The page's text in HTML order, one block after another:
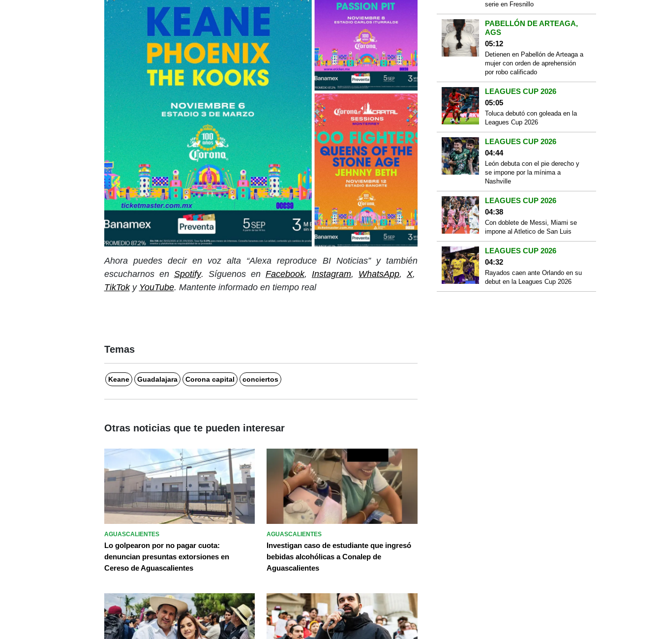
Ahora puedes decir en voz alta “Alexa reproduce BI Noticias” y también
escucharnos en Spotify. Síguenos en Facebook, Instagram, WhatsApp, X,
TikToky YouTube. Mantente informado en tiempo real
Temas
Keane Guadalajara Corona capital conciertos
serie en Fresnillo
PABELLÓN DE ARTEAGA,
AGS
05:12
Detienen en Pabellón de Arteaga a
mujer con orden de aprehensión
por robo calificado
LEAGUES CUP 2026
05:05
Toluca debutó con goleada en la
Leagues Cup 2026
LEAGUES CUP 2026
04:44
León debuta con el pie derecho y
se impone por la mínima a
Nashville
LEAGUES CUP 2026
04:38
Con doblete de Messi, Miami se
impone al Atletico de San Luis
LEAGUES CUP 2026
04:32
Rayados caen ante Orlando en su
debut en la Leagues Cup 2026
Otras noticias que te pueden interesar
AGUASCALIENTES
Lo golpearon por no pagar cuota:
denuncian presuntas extorsiones en
Cereso de Aguascalientes
AGUASCALIENTES
Investigan caso de estudiante que ingresó
bebidas alcohólicas a Conalep de
Aguascalientes